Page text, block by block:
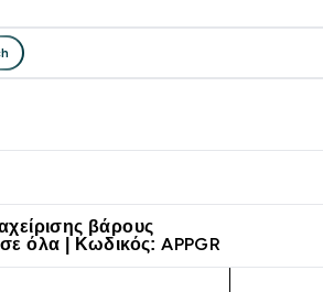
βάρους
όλα | Κωδικός: APPGR